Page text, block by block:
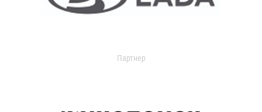
Партнер